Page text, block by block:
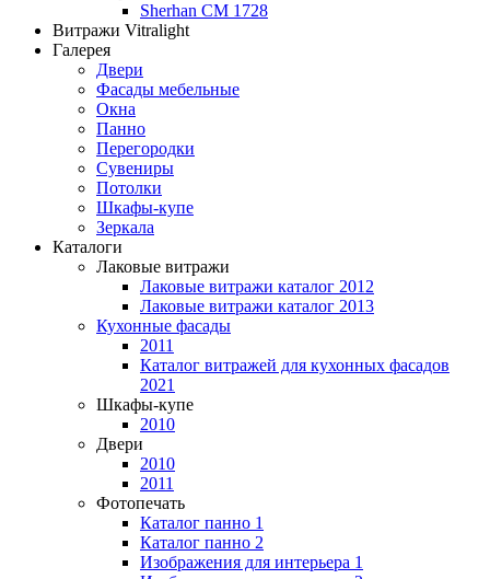
Sherhan CM 1728
Витражи Vitralight
Галерея
Двери
Фасады мебельные
Окна
Панно
Перегородки
Сувениры
Потолки
Шкафы-купе
Зеркала
Каталоги
Лаковые витражи
Лаковые витражи каталог 2012
Лаковые витражи каталог 2013
Кухонные фасады
2011
Каталог витражей для кухонных фасадов
2021
Шкафы-купе
2010
Двери
2010
2011
Фотопечать
Каталог панно 1
Каталог панно 2
Изображения для интерьера 1